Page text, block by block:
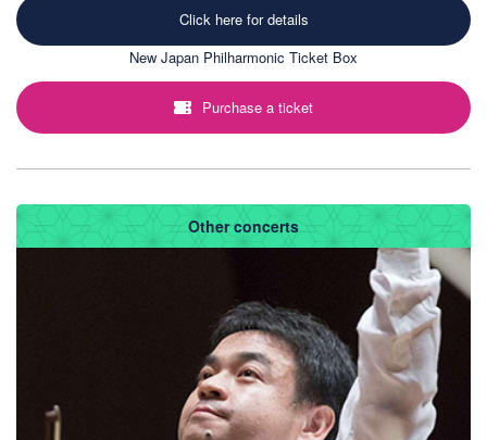
Click here for details
New Japan Philharmonic Ticket Box
Purchase a ticket
Other concerts